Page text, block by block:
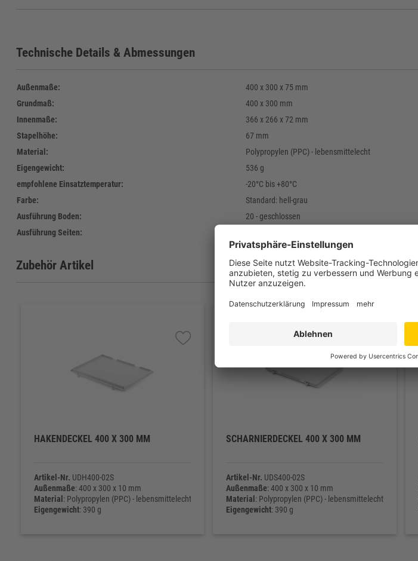
Technische Details & Abmessungen
Außenmaße:
400 x 300 x 75 mm
Grundmaß:
400 x 300 mm
Innenmaße:
366 x 266 x 72 mm
Stapelhöhe:
67 mm
Material:
Polypropylen (PPC) - lebensmittelecht
Eigengewicht:
536 g
empfohlene Einsatztemperatur:
-20°C bis +80°C
Farbe:
Standard: hell-grau
Ausführung Boden:
20 - geschlossen
Ausführung Seiten:
Zubehör Artikel
HAKENDECKEL 400 X 300 MM
Artikel-Nr. UDH400-02S
Außenmaße: 400 x 300 x 10 mm
Material : Polypropylen (PPC) - lebensmittelecht
Eigengewicht: 390 g
SCHARNIERDECKEL 400 X 300 MM
Artikel-Nr. UDS400-02S
Außenmaße: 400 x 300 x 10 mm
Material : Polypropylen (PPC) - lebensmittelecht
Eigengewicht: 390 g